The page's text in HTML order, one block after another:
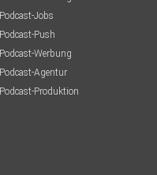
Podcast-Jobs
Podcast-Push
Podcast-Werbung
Podcast-Agentur
Podcast-Produktion